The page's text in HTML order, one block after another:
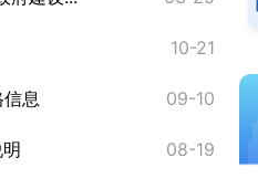
10-21
息 09-10
08-19